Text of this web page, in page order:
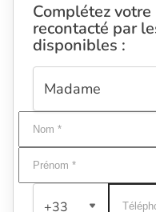
Complétez
recontacté par
disponibles :
+33